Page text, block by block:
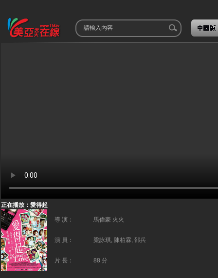
正在播放：愛得起
導 演： 馬偉豪 火火
演 員： 梁詠琪, 陳柏霖, 邵兵
片 長： 88 分